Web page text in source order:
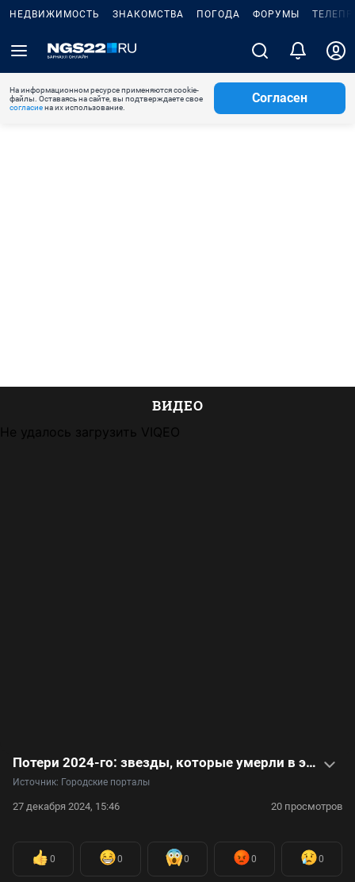
НЕДВИЖИМОСТЬ ЗНАКОМСТВА ПОГОДА ФОРУМЫ
На информационном ресурсе применяются cookie-
файлы. Оставаясь на сайте, вы подтверждаете свое
согласиена их использование.
Согласен
ВИДЕО
Не удалось загрузить VIQEO
Потери 2024-го: звезды, которые умерли в этом году. Видео
Источник: Городские порталы
27 декабря 2024, 15:46 20 просмотров
0 0 0 0 0